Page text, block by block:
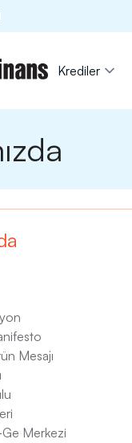
Krediler
Mesajı
Merkezi